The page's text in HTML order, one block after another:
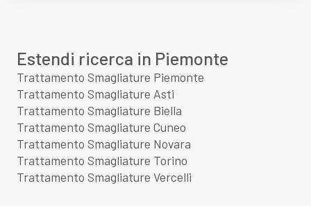
Estendi ricerca in Piemonte
Trattamento Smagliature Piemonte
Trattamento Smagliature Asti
Trattamento Smagliature Biella
Trattamento Smagliature Cuneo
Trattamento Smagliature Novara
Trattamento Smagliature Torino
Trattamento Smagliature Vercelli